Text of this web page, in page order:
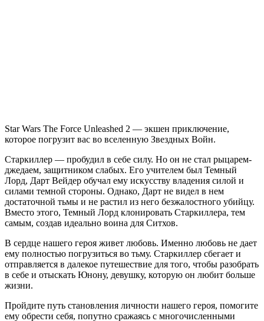
Star Wars The Force Unleashed 2 — экшен приключение,
которое погрузит вас во вселенную Звездных Войн.
Старкиллер — пробудил в себе силу. Но он не стал рыцарем-
джедаем, защитником слабых. Его учителем был Темный
Лорд, Дарт Вейдер обучал ему искусству владения силой и
силами темной стороны. Однако, Дарт не видел в нем
достаточной тьмы и не растил из него безжалостного убийцу.
Вместо этого, Темный Лорд клонировать Старкиллера, тем
самым, создав идеально воина для Ситхов.
В сердце нашего героя живет любовь. Именно любовь не дает
ему полностью погрузиться во тьму. Старкиллер сбегает и
отправляется в далекое путешествие для того, чтобы разобрать
в себе и отыскать Юнону, девушку, которую он любит больше
жизни.
Пройдите путь становления личности нашего героя, помогите
ему обрести себя, попутно сражаясь с многочисленными